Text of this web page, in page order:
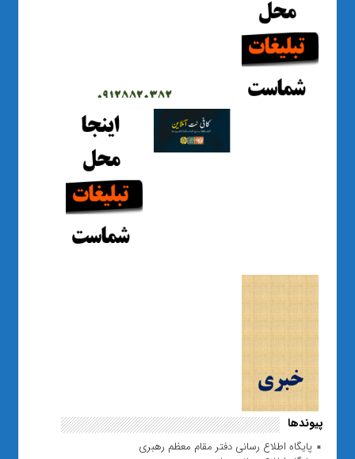
پیوندها
پایگاه اطلاع رسانی دفتر مقام معظم رهبری